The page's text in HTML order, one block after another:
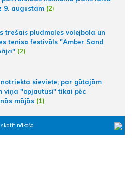
9. augustam (2)
trešais pludmales volejbola un
tenisa festivāls "Amber Sand
(2)
sieviete; par gūtajām
viņa "apjautusi" tikai pēc
mājās (1)
skatīt nākošo